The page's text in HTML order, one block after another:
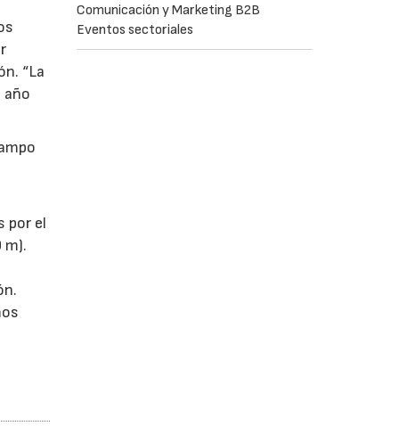
“La
año
por el
m).
Comunicación y Marketing B2B
Eventos sectoriales